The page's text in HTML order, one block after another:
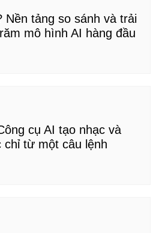
Nền tảng so sánh và trải
mô hình AI hàng đầu
cụ AI tạo nhạc và
chỉ từ một câu lệnh